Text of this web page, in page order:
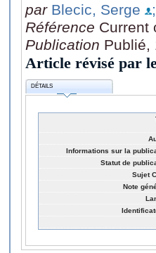
par Blecic, Serge
Référence Current
Publication Publié,
Article révisé par
DÉTAILS
Informations sur la
Statut de
Sujet
Note